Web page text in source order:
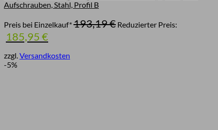
Aufschrauben, Stahl, Profil B
Preis bei Einzelkauf*193,19€ Ursprünglicher
Preis
Reduzierter Preis:
185,95€
Preis
ist:
185,95 €.
zzgl.Versandkosten
-5%